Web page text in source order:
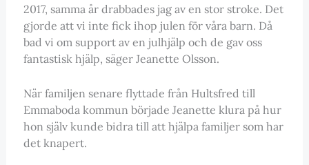
2017, samma år drabbades jag av en stor stroke. Det
gjorde att vi inte fick ihop julen för våra barn. Då
bad vi om support av en julhjälp och de gav oss
fantastisk hjälp, säger Jeanette Olsson.
När familjen senare flyttade från Hultsfred till
Emmaboda kommun började Jeanette klura på hur
hon själv kunde bidra till att hjälpa familjer som har
det knapert.